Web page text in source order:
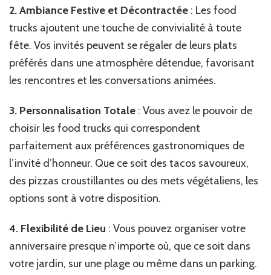
2. Ambiance Festive et Décontractée : Les food
trucks ajoutent une touche de convivialité à toute
fête. Vos invités peuvent se régaler de leurs plats
préférés dans une atmosphère détendue, favorisant
les rencontres et les conversations animées.
3. Personnalisation Totale : Vous avez le pouvoir de
choisir les food trucks qui correspondent
parfaitement aux préférences gastronomiques de
l’invité d’honneur. Que ce soit des tacos savoureux,
des pizzas croustillantes ou des mets végétaliens, les
options sont à votre disposition.
4. Flexibilité de Lieu : Vous pouvez organiser votre
anniversaire presque n’importe où, que ce soit dans
votre jardin, sur une plage ou même dans un parking.